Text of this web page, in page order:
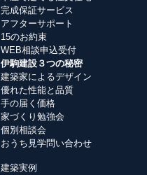
完成保証サービス
アフターサポート
15のお約束
WEB相談申込受付
伊駒建設３つの秘密
建築家によるデザイン
優れた性能と品質
手の届く価格
家づくり勉強会
個別相談会
おうち見学問い合わせ
建築実例